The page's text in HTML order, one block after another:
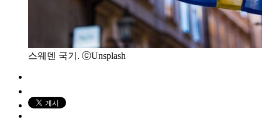
스웨덴 국기. ⓒUnsplash